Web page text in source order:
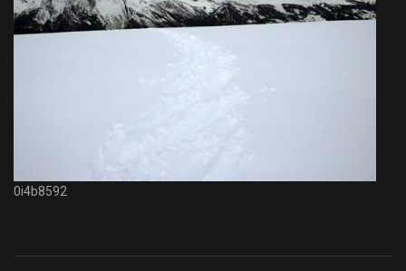
0i4b8592